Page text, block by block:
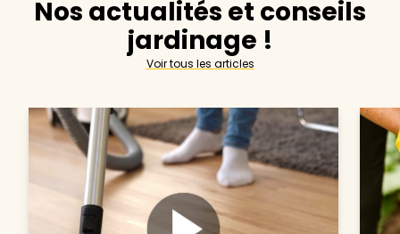
Nos actualités et conseils
jardinage !
Voir tous les articles